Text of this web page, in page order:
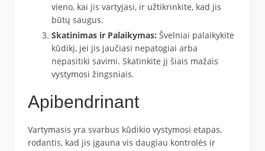
vieno, kai jis vartyjasi, ir užtikrinkite, kad jis
būtų saugus.
Skatinimas ir Palaikymas: Švelniai palaikykite
kūdikį, jei jis jaučiasi nepatogiai arba
nepasitiki savimi. Skatinkite jį šiais mažais
vystymosi žingsniais.
Apibendrinant
Vartymasis yra svarbus kūdikio vystymosi etapas,
rodantis, kad jis įgauna vis daugiau kontrolės ir